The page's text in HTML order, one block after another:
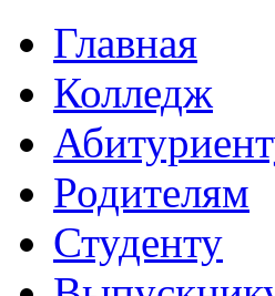
Главная
Колледж
Родителям
Студенту